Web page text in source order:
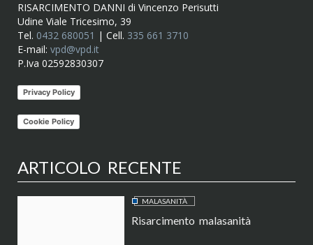
RISARCIMENTO DANNI di Vincenzo Perisutti
Udine Viale Tricesimo, 39
Tel. 0432 680051 | Cell. 335 661 3710
E-mail: vpd@vpd.it
P.Iva 02592830307
Privacy Policy
Cookie Policy
ARTICOLO RECENTE
MALASANITÀ
Risarcimento malasanità